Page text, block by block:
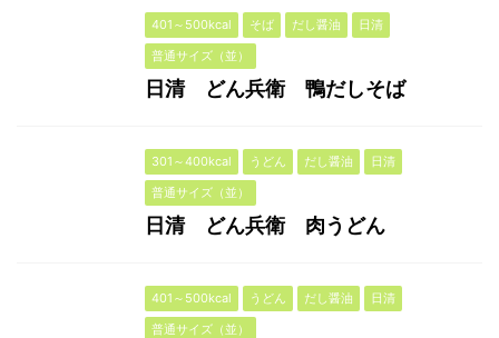
401～500kcal そば だし醤油
日清
普通サイズ（並）
日清 どん兵衛 鴨だしそば
301～400kcal うどん だし醤油
日清
普通サイズ（並）
日清 どん兵衛 肉うどん
401～500kcal うどん だし醤油
日清
普通サイズ（並）